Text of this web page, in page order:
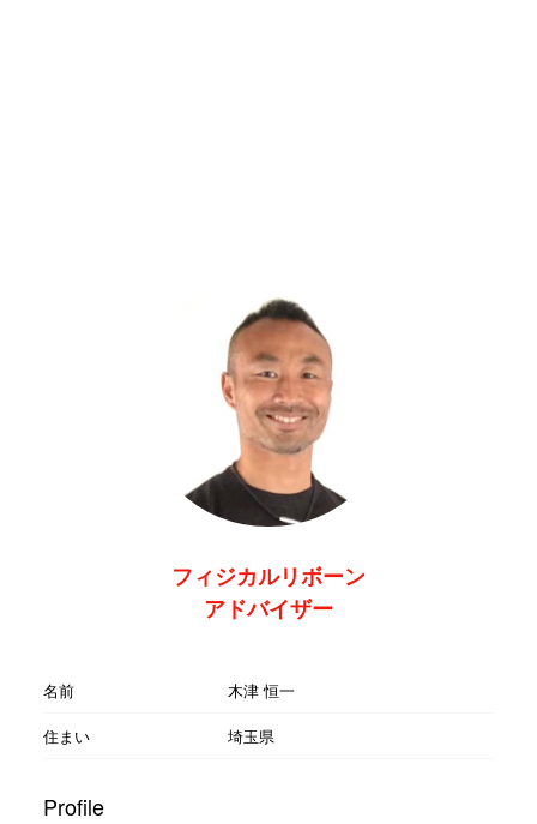
フィジカルリボーン
アドバイザー
名前
木津 恒一
住まい
埼玉県
Profile